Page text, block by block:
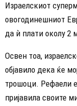
Израелскиот
овогодинешниот
да ѝ плати околу 2
Освен тоа,
објавило дека ќе
трошоци. Рефаели
пријавила своите